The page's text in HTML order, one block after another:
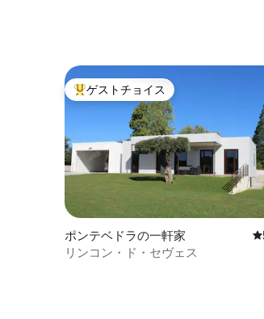
大好評のゲストチョイスです。
ゲストチョイス
ポンテベドラの一軒家
リンコン・ド・セヴェス